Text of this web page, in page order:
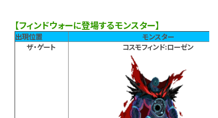
【フィンドウォーに登場するモンスター】
出現位置
モンスター
ザ・ゲート
コスモフィンド:ローゼン